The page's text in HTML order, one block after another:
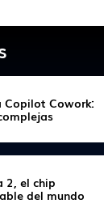
Cowork:
2, el chip
del mundo